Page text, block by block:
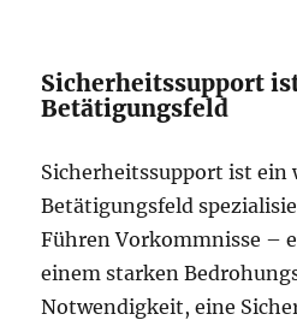
Sicherheitssupport
Betätigungsfeld
Sicherheitssupport ist ein
Betätigungsfeld
Führen Vorkommnisse –
einem starken
Notwendigkeit, eine